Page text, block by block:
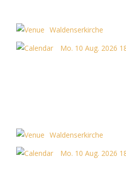
Waldenserkirche
Mo. 10 Aug. 2026
Waldenserkirche
Mo. 10 Aug. 2026